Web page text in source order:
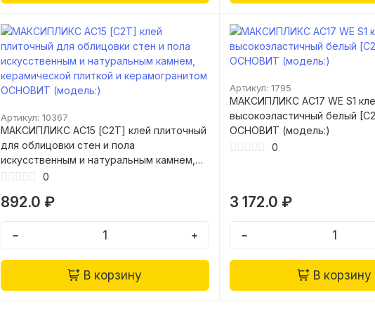
Артикул: 10367
МАКСИПЛИКС AC15 [С2T] клей плиточный
для облицовки стен и пола
искусственным и натуральным камнем,
керамической плиткой и керамогранитом
0
892.0 ₽
− +
В корзину
Артикул: 1795
МАКСИПЛИКС AC17 WЕ S1
высокоэластичный белый
ОСНОВИТ (модель:)
0
3 172.0 ₽
−
В корзину